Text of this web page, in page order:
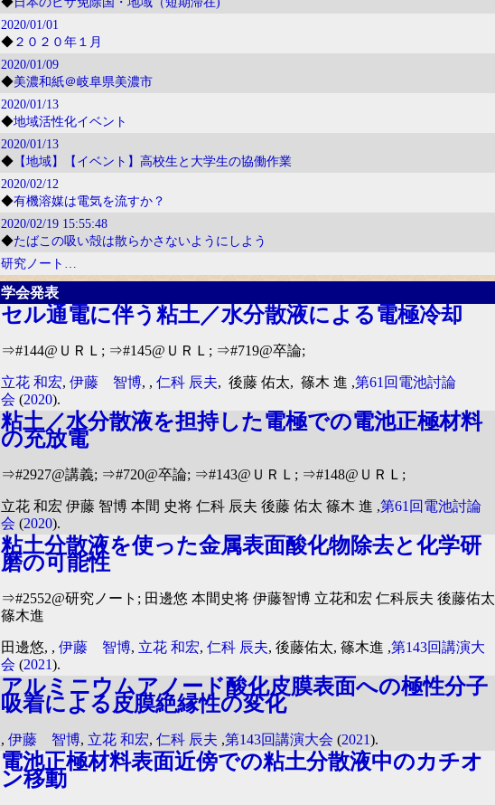
2020/01/01
◆ ２０２０年１月
2020/01/09
◆美濃和紙＠岐阜県美濃市
2020/01/13
◆地域活性化イベント
2020/01/13
◆ 【地域】【イベント】高校生と大学生の協働作業
2020/02/12
◆有機溶媒は電気を流すか？
2020/02/19 15:55:48
◆たばこの吸い殻は散らかさないようにしよう
研究ノート…
学会発表
セル通電に伴う粘土／水分散液による電極冷却
⇒#144@ＵＲＬ; ⇒#145@ＵＲＬ; ⇒#719@卒論;
立花 和宏, 伊藤 智博, , 仁科 辰夫, 後藤 佑太, 篠木 進 ,第61回電池討論
会 (2020).
粘土／水分散液を担持した電極での電池正極材料
の充放電
⇒#2927@講義; ⇒#720@卒論; ⇒#143@ＵＲＬ; ⇒#148@ＵＲＬ;
立花 和宏 伊藤 智博 本間 史将 仁科 辰夫 後藤 佑太 篠木 進 ,第61回電池討論
会 (2020).
粘土分散液を使った金属表面酸化物除去と化学研
磨の可能性
⇒#2552@研究ノート; 田邊悠 本間史将 伊藤智博 立花和宏 仁科辰夫 後藤佑太
篠木進
田邊悠, , 伊藤 智博, 立花 和宏, 仁科 辰夫, 後藤佑太, 篠木進 ,第143回講演大
会 (2021).
アルミニウムアノード酸化皮膜表面への極性分子
吸着による皮膜絶縁性の変化
, 伊藤 智博, 立花 和宏, 仁科 辰夫 ,第143回講演大会 (2021).
電池正極材料表面近傍での粘土分散液中のカチオ
ン移動